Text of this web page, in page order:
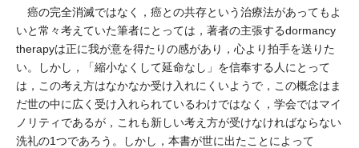
癌の完全消滅ではなく，癌との共存という治療法があってもよ
いと常々考えていた筆者にとっては，著者の主張するdormancy
therapyは正に我が意を得たりの感があり，心より拍手を送りた
い。しかし，「縮小なくして延命なし」を信奉する人にとって
は，この考え方はなかなか受け入れにくいようで，この概念はま
だ世の中に広く受け入れられているわけではなく，学会ではマイ
ノリティであるが，これも新しい考え方が受けなければならない
洗礼の1つであろう。しかし，本書が世に出たことによって